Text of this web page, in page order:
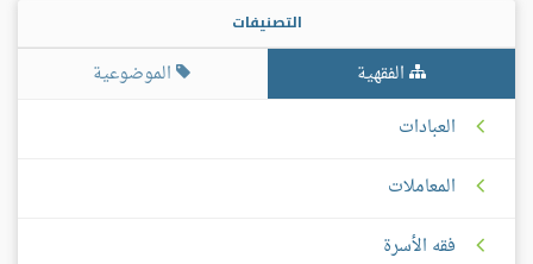
التصنيفات
الفقهية
الموضوعية
العبادات
المعاملات
فقه الأسرة